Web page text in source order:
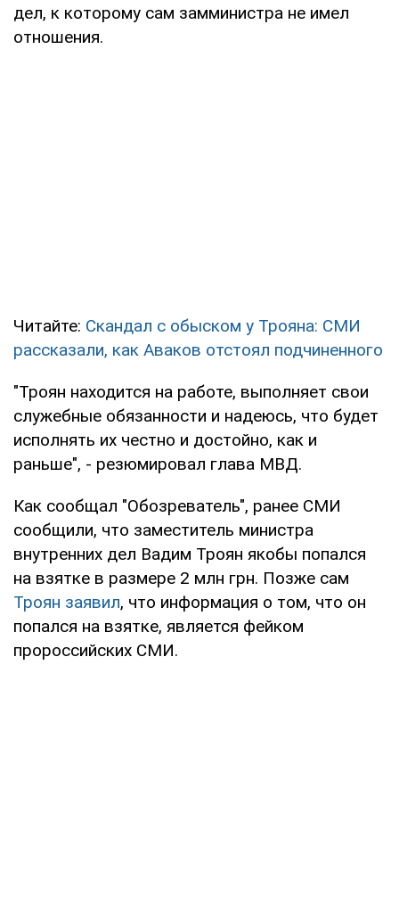
дел, к которому сам замминистра не имел
отношения.
Читайте: Скандал с обыском у Трояна: СМИ
рассказали, как Аваков отстоял подчиненного
"Троян находится на работе, выполняет свои
служебные обязанности и надеюсь, что будет
исполнять их честно и достойно, как и
раньше", - резюмировал глава МВД.
Как сообщал "Обозреватель", ранее СМИ
сообщили, что заместитель министра
внутренних дел Вадим Троян якобы попался
на взятке в размере 2 млн грн. Позже сам
Троян заявил, что информация о том, что он
попался на взятке, является фейком
пророссийских СМИ.